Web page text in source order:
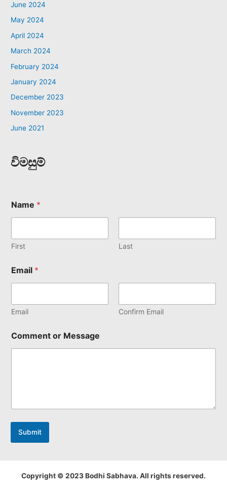
June 2024
May 2024
April 2024
March 2024
February 2024
January 2024
December 2023
November 2023
June 2021
විමසුම්
Name *
First Last
Email *
Email Confirm Email
Comment or Message
Submit
Copyright © 2023 Bodhi Sabhava. All rights reserved.